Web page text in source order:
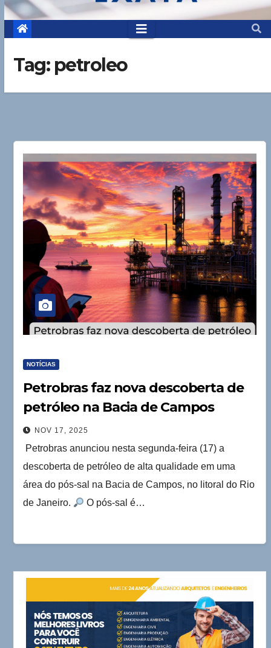
Tag: petroleo
NOTÍCIAS
Petrobras faz nova descoberta de
petróleo na Bacia de Campos
NOV 17, 2025
Petrobras anunciou nesta segunda-feira (17) a
descoberta de petróleo de alta qualidade em uma
área do pós-sal na Bacia de Campos, no litoral do Rio
de Janeiro.
O pós-sal é…